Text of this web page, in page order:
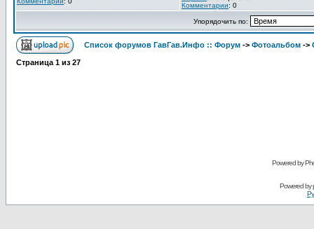
Комментарии: 0
Упорядочить по:
Список форумов ГавГав.Инфо :: Форум -> Фотоальбом ->
Страница 1 из 27
Powered by
Powered by